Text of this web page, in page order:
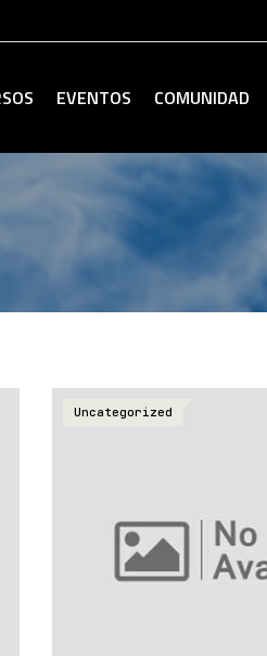
EVENTOS COMUNIDAD
Uncategorized